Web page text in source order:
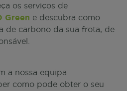
os serviços de
Green e descubra como
de carbono da sua frota, de
a nossa equipa
como pode obter o seu